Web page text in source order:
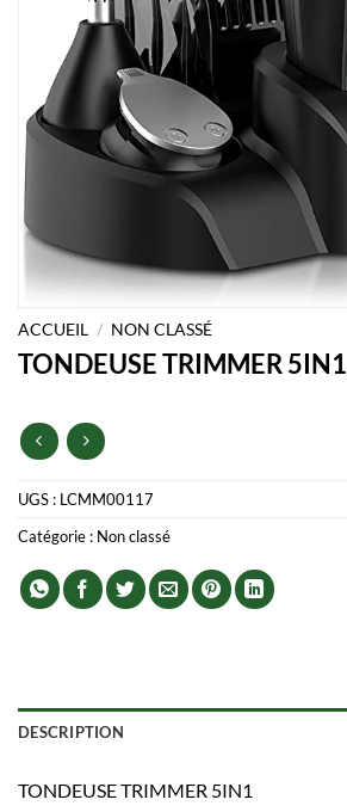
ACCUEIL / NON CLASSÉ
TONDEUSE TRIMMER 5IN1
UGS : LCMM00117
Catégorie : Non classé
DESCRIPTION
TONDEUSE TRIMMER 5IN1